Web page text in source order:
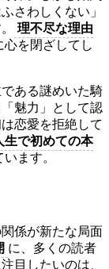
さわしくない」
理不尽な理由
を閉ざしてし
ある謎めいた騎
魅力」として認
恋愛を拒絶して
生で初めての本
ます。
係が新たな局面
に、多くの読者
目したいのは、